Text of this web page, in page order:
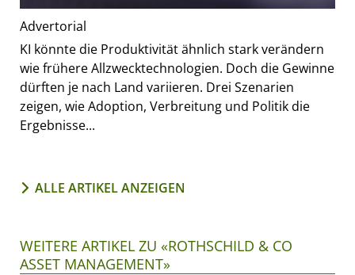
Advertorial
KI könnte die Produktivität ähnlich stark verändern
wie frühere Allzwecktechnologien. Doch die Gewinne
dürften je nach Land variieren. Drei Szenarien
zeigen, wie Adoption, Verbreitung und Politik die
Ergebnisse...
ALLE ARTIKEL ANZEIGEN
WEITERE ARTIKEL ZU «ROTHSCHILD & CO
ASSET MANAGEMENT»